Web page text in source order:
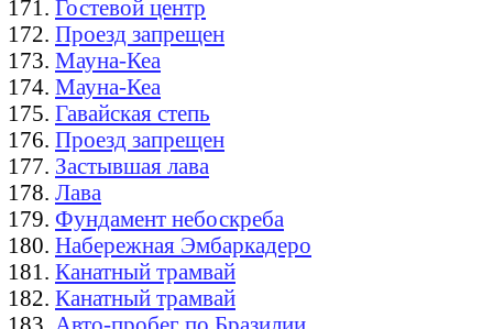
Гостевой центр
Проезд запрещен
Мауна-Кеа
Мауна-Кеа
Гавайская степь
Проезд запрещен
Застывшая лава
Лава
Фундамент небоскреба
Набережная Эмбаркадеро
Канатный трамвай
Канатный трамвай